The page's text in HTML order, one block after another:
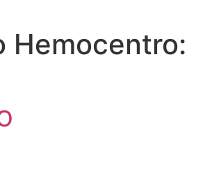
Hemocentro: